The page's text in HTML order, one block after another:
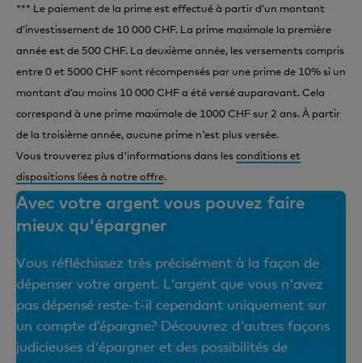
*** Le paiement de la prime est effectué à partir d’un montant
d’investissement de 10 000 CHF. La prime maximale la première
année est de 500 CHF. La deuxième année, les versements compris
entre 0 et 5000 CHF sont récompensés par une prime de 10% si un
montant d’au moins 10 000 CHF a été versé auparavant. Cela
correspond à une prime maximale de 1000 CHF sur 2 ans. À partir
de la troisième année, aucune prime n'est plus versée.
Vous trouverez plus d'informations dans les conditions et
dispositions liées à notre offre.
Avec votre argent vous pouvez faire
mieux qu'épargner
Vous réfléchissez très précisément à la façon de
dépenser votre argent. L'argent que vous n'avez
pas dépensé reste-t-il cependant uniquement sur
un compte d’épargne? Découvrez d'autres façons
judicieuses d'épargner et des possibilités de